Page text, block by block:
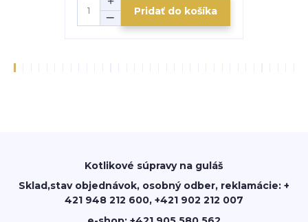
Pridať do košíka
Kotlikové súpravy na guláš
Sklad,stav objednávok, osobný odber, reklamácie: +
421 948 212 600, +421 902 212 007